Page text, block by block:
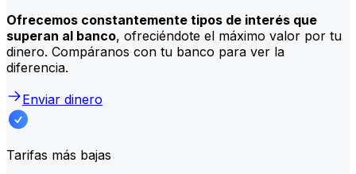
Ofrecemos constantemente tipos de interés que
superan al banco, ofreciéndote el máximo valor por tu
dinero. Compáranos con tu banco para ver la
diferencia.
Enviar dinero
Tarifas más bajas